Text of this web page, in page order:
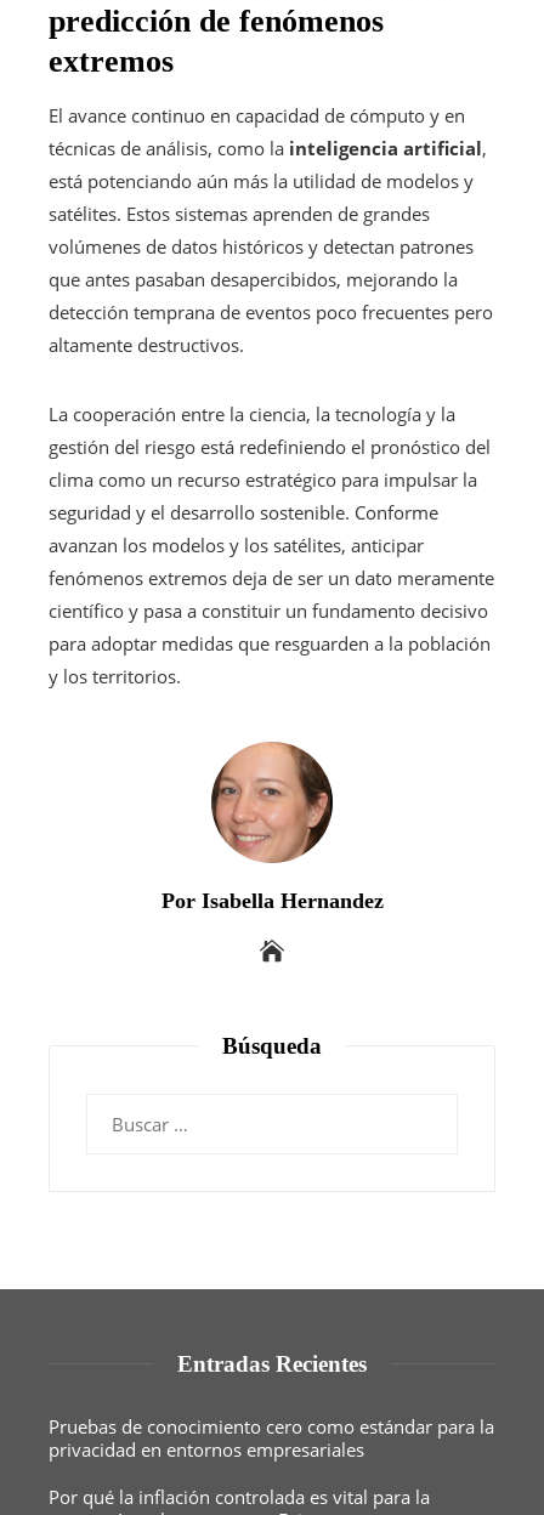
predicción de fenómenos
extremos
El avance continuo en capacidad de cómputo y en
técnicas de análisis, como la inteligencia artificial,
está potenciando aún más la utilidad de modelos y
satélites. Estos sistemas aprenden de grandes
volúmenes de datos históricos y detectan patrones
que antes pasaban desapercibidos, mejorando la
detección temprana de eventos poco frecuentes pero
altamente destructivos.
La cooperación entre la ciencia, la tecnología y la
gestión del riesgo está redefiniendo el pronóstico del
clima como un recurso estratégico para impulsar la
seguridad y el desarrollo sostenible. Conforme
avanzan los modelos y los satélites, anticipar
fenómenos extremos deja de ser un dato meramente
científico y pasa a constituir un fundamento decisivo
para adoptar medidas que resguarden a la población
y los territorios.
Por Isabella Hernandez
Búsqueda
Entradas Recientes
Pruebas de conocimiento cero como estándar para la
privacidad en entornos empresariales
Por qué la inflación controlada es vital para la